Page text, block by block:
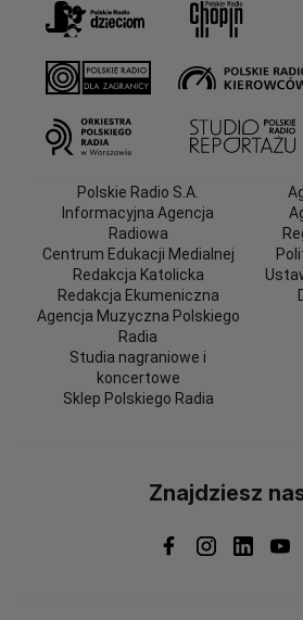
Polskie Radio S.A.
Informacyjna Agencja
Radiowa
Centrum Edukacji Medialnej
Redakcja Katolicka
Redakcja Ekumeniczna
Agencja Muzyczna Polskiego
Radia
Studia nagraniowe i
koncertowe
Sklep Polskiego Radia
Znajdziesz